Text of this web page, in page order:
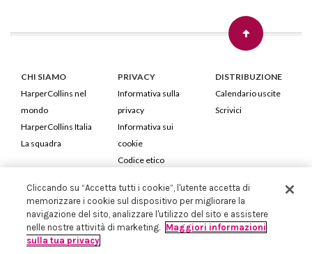
CHI SIAMO
HarperCollins nel
mondo
HarperCollins Italia
La squadra
PRIVACY
Informativa sulla
privacy
Informativa sui
cookie
Codice etico
DISTRIBUZIONE
Calendario uscite
Scrivici
HarperCollins Italia S.p.A. Viale Monte Nero, 84 - 20135 Milano
Cod. Fiscale e P.IVA 05946780151 - Capitale Sociale 258.250 €
Iscritta in Milano al Registro delle imprese nr.198004 e REA nr.1051898
Cliccando su “Accetta tutti i cookie”, l'utente accetta di
memorizzare i cookie sul dispositivo per migliorare la
navigazione del sito, analizzare l'utilizzo del sito e assistere
nelle nostre attività di marketing. Maggiori informazioni
sulla tua privacy